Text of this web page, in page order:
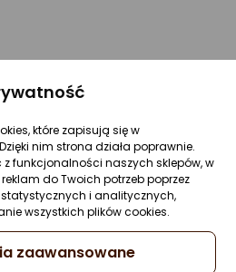
które zapisują się w
nim strona działa poprawnie.
z funkcjonalności naszych sklepów, w
do Twoich potrzeb poprzez
i analitycznych,
wszystkich plików cookies.
zaawansowane